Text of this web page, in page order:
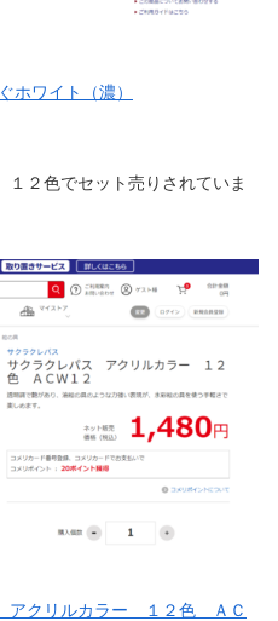
ホワイト（濃）
１２色でセット売りされていま
アクリルカラー １２色 ＡＣ